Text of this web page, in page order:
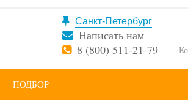
Написать нам
8 (800) 511-21-79
ПОДБОР